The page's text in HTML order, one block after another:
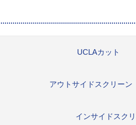
UCLAカット
アウトサイドスクリーン
インサイドスク